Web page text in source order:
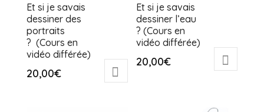
Et si je savais
dessiner des
portraits
? (Cours en
vidéo différée)
20,00€
Et si je savais
dessiner l’eau
? (Cours en
vidéo différée)
20,00€